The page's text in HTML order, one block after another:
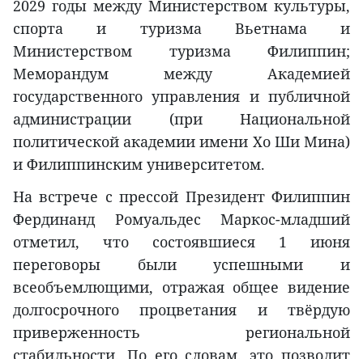
2029 годы между Министерством культуры,
спорта и туризма Вьетнама и
Министерством туризма Филиппин;
Меморандум между Академией
государственного управления и публичной
администрации (при Национальной
политической академии имени Хо Ши Мина)
и Филиппинским университетом.
На встрече с прессой Президент Филиппин
Фердинанд Ромуальдес Маркос-младший
отметил, что состоявшиеся 1 июня
переговоры были успешными и
всеобъемлющими, отражая общее видение
долгосрочного процветания и твёрдую
приверженность региональной